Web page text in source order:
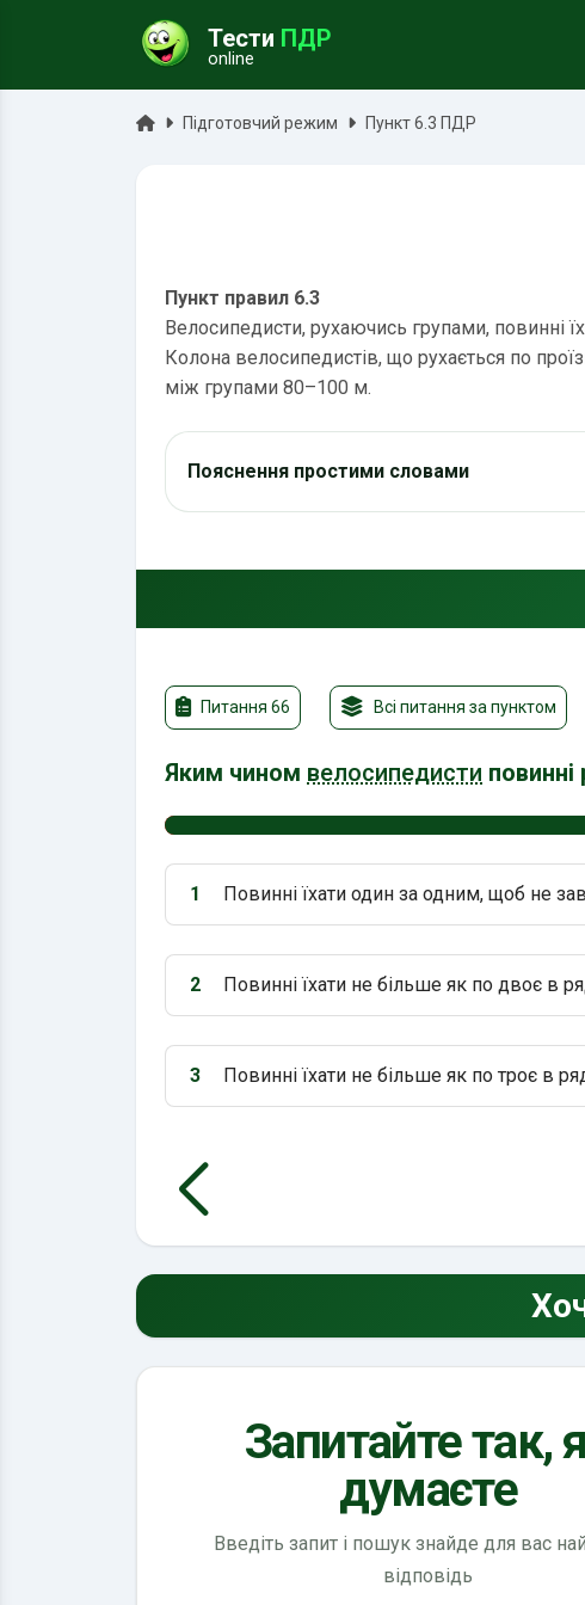
Тести ПДР
online
ГоловнаПідготовчий режим Пункт 6.3 ПДР
Пункт правил 6.3
Велосипедисти, рухаючись групами, повинні
Колона велосипедистів, що рухається по
між групами 80–100 м.
Пояснення простими словами
Питання 66 Всі питання за пунктом
Яким чином велосипедисти
Варіант 1:
1 Повинні їхати один за одним, щоб не
Варіант 2:
2 Повинні їхати не більше як по двоє в
Варіант 3:
3 Повинні їхати не більше як по троє в
Запитайте так,
думаєте
Введіть запит і пошук знайде для вас
відповідь